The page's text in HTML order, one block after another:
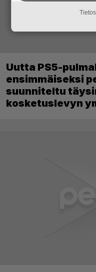
Uutta PS5-
ensimmäiseksi
suunniteltu
kosketuslevyn